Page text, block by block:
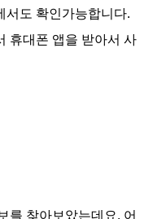
서도 확인가능합니다.
휴대폰 앱을 받아서 사
를 찾아보았는데요. 어